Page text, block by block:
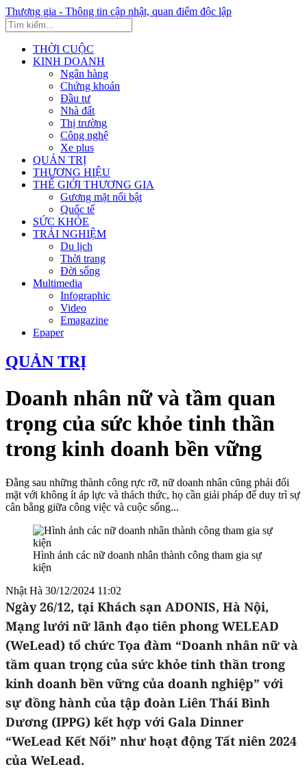
Thương gia - Thông tin cập nhật, quan điểm độc lập
THỜI CUỘC
KINH DOANH
Ngân hàng
Chứng khoán
Đầu tư
Nhà đất
Thị trường
Công nghệ
Xe plus
QUẢN TRỊ
THƯƠNG HIỆU
THẾ GIỚI THƯƠNG GIA
Gương mặt nổi bật
Quốc tế
SỨC KHỎE
TRẢI NGHIỆM
Du lịch
Thời trang
Đời sống
Multimedia
Infographic
Video
Emagazine
Epaper
QUẢN TRỊ
Doanh nhân nữ và tầm quan
trọng của sức khỏe tinh thần
trong kinh doanh bền vững
Đằng sau những thành công rực rỡ, nữ doanh nhân cũng phải đối
mặt với không ít áp lực và thách thức, họ cần giải pháp để duy trì sự
cân bằng giữa công việc và cuộc sống...
Hình ảnh các nữ doanh nhân thành công tham gia sự
kiện
Nhật Hà 30/12/2024 11:02
Ngày 26/12, tại Khách sạn ADONIS, Hà Nội,
Mạng lưới nữ lãnh đạo tiên phong WELEAD
(WeLead) tổ chức Tọa đàm “Doanh nhân nữ và
tầm quan trọng của sức khỏe tinh thần trong
kinh doanh bền vững của doanh nghiệp” với
sự đồng hành của tập đoàn Liên Thái Bình
Dương (IPPG) kết hợp với Gala Dinner
“WeLead Kết Nối” như hoạt động Tất niên 2024
của WeLead.